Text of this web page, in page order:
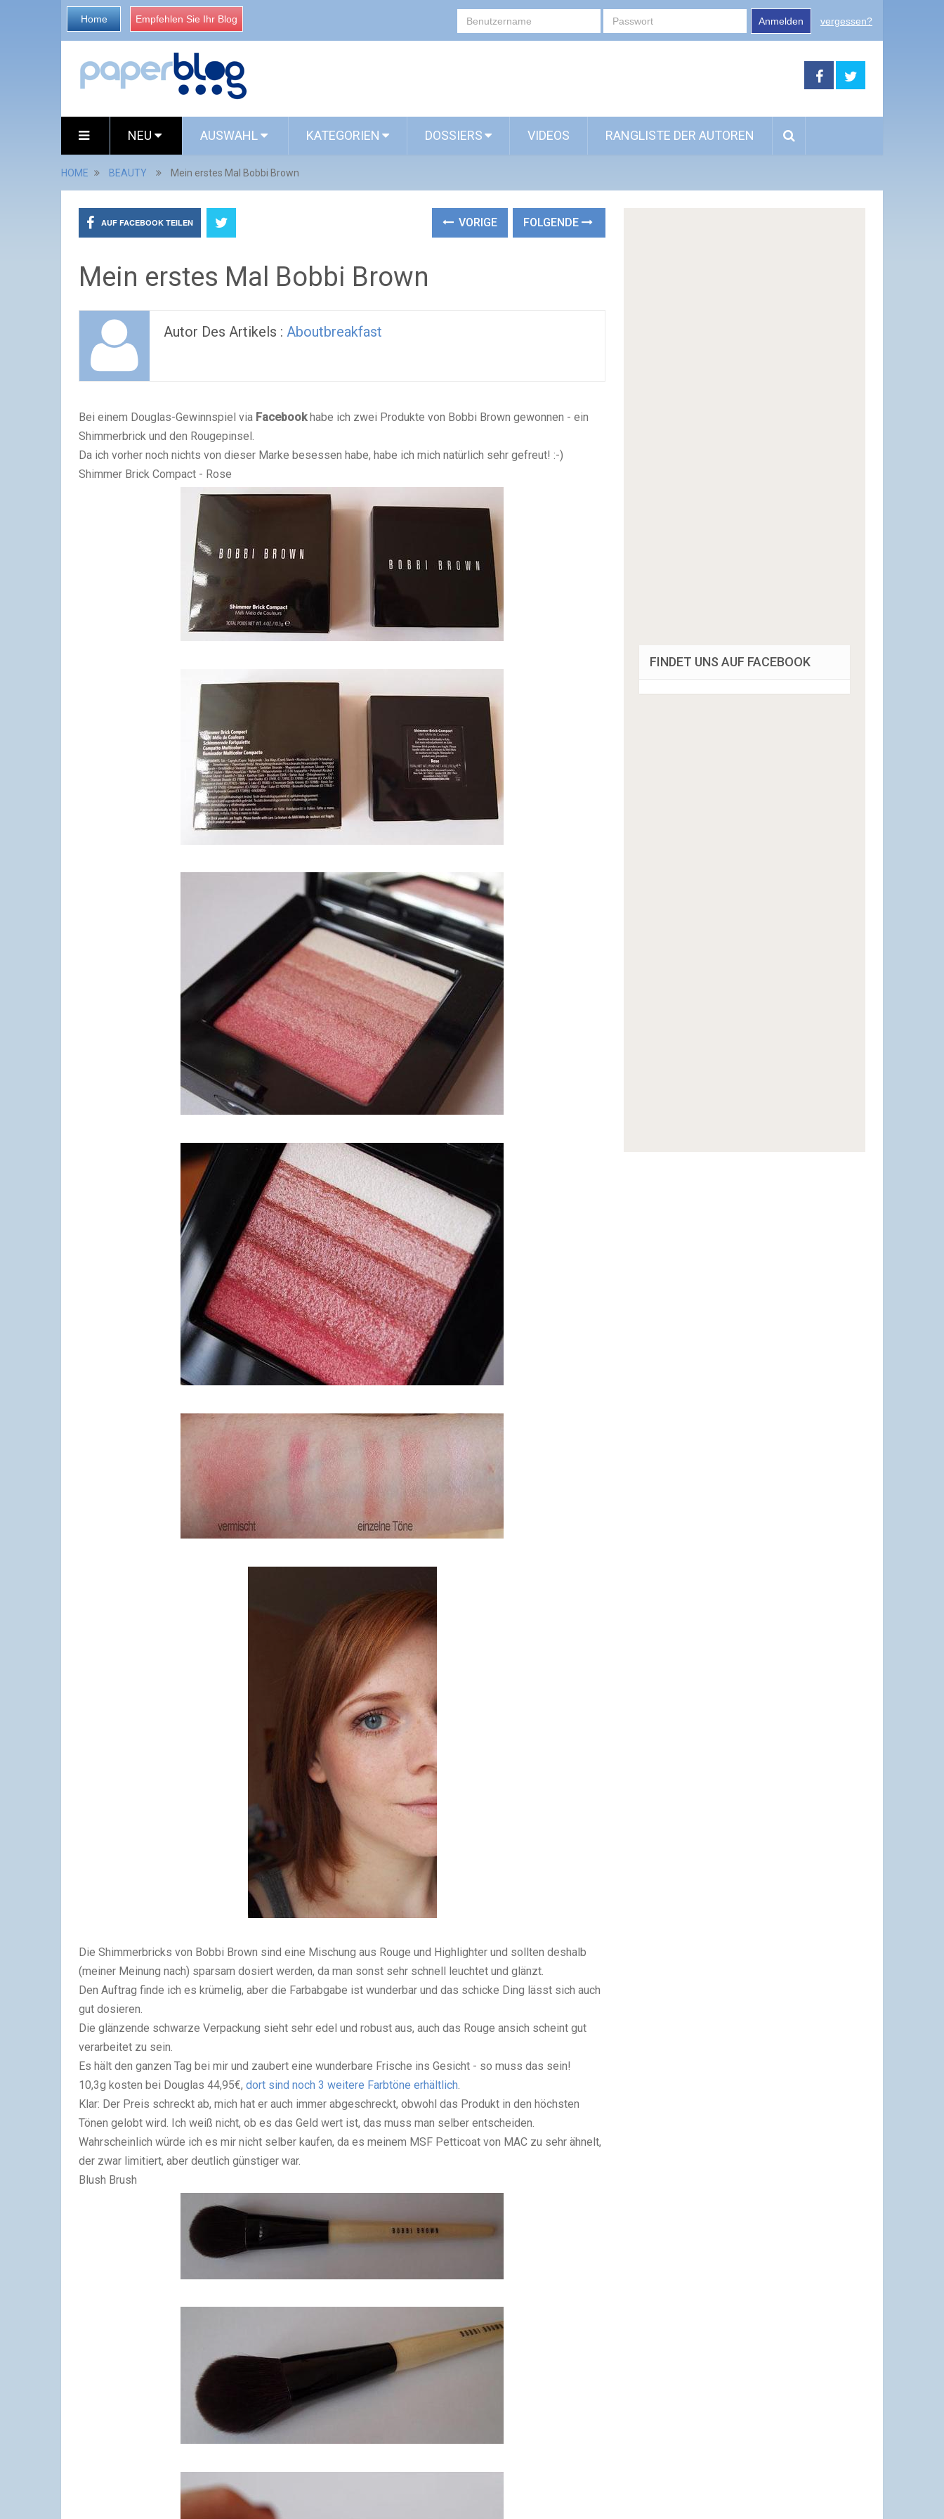
Home Empfehlen Sie Ihr Blog Anmelden vergessen?
NEU AUSWAHL KATEGORIEN DOSSIERS VIDEOS RANGLISTE DER AUTOREN
HOME BEAUTY Mein erstes Mal Bobbi Brown
AUF FACEBOOK TEILEN VORIGE FOLGENDE
Mein erstes Mal Bobbi Brown
Autor Des Artikels : Aboutbreakfast
Bei einem Douglas-Gewinnspiel via Facebookhabe ich zwei Produkte von Bobbi Brown gewonnen - ein
Shimmerbrick und den Rougepinsel.
Da ich vorher noch nichts von dieser Marke besessen habe, habe ich mich natürlich sehr gefreut! :-)
Shimmer Brick Compact - Rose
Die Shimmerbricks von Bobbi Brown sind eine Mischung aus Rouge und Highlighter und sollten deshalb
(meiner Meinung nach) sparsam dosiert werden, da man sonst sehr schnell leuchtet und glänzt.
Den Auftrag finde ich es krümelig, aber die Farbabgabe ist wunderbar und das schicke Ding lässt sich auch
gut dosieren.
Die glänzende schwarze Verpackung sieht sehr edel und robust aus, auch das Rouge ansich scheint gut
verarbeitet zu sein.
Es hält den ganzen Tag bei mir und zaubert eine wunderbare Frische ins Gesicht - so muss das sein!
10,3g kosten bei Douglas 44,95€, dort sind noch 3 weitere Farbtöne erhältlich
Klar: Der Preis schreckt ab, mich hat er auch immer abgeschreckt, obwohl das Produkt in den höchsten
Tönen gelobt wird. Ich weiß nicht, ob es das Geld wert ist, das muss man selber entscheiden.
Wahrscheinlich würde ich es mir nicht selber kaufen, da es meinem MSF Petticoat von MAC zu sehr ähnelt,
der zwar limitiert, aber deutlich günstiger war.
Blush Brush
FINDET UNS AUF FACEBOOK